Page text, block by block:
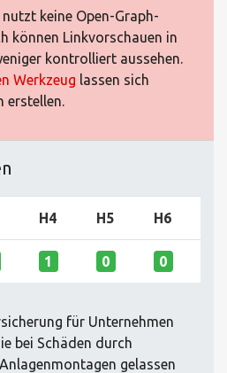
keine Open-Graph-
können Linkvorschauen in
kontrolliert aussehen.
Werkzeug lassen sich
erstellen.
H4 H5 H6
1 0 0
für Unternehmen
bei Schäden durch
gelassen